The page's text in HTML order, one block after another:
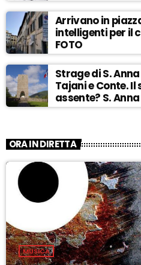
Arrivano in
intelligenti per il
FOTO
Strage di S.
Tajani e Conte. Il
assente? S.
ASCOLTA
ORA IN DIRETTA
MUSICA